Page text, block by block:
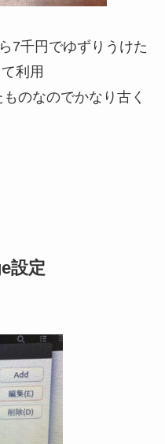
7千円でゆずりうけた
利用
のなのでかなり古く
設定